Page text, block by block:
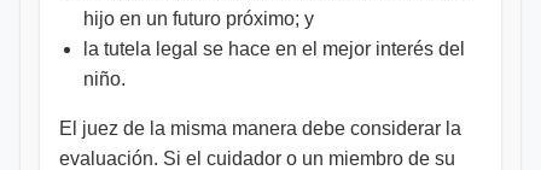
hijo en un futuro próximo; y
la tutela legal se hace en el mejor interés del
niño.
El juez de la misma manera debe considerar la
evaluación. Si el cuidador o un miembro de su